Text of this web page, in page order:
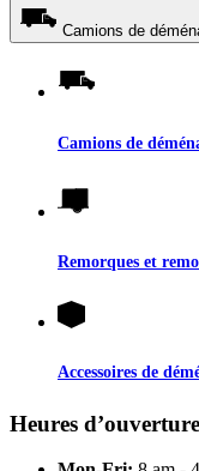
Camions de
Camions de
Remorques et
Accessoires de
Heures d’ouverture